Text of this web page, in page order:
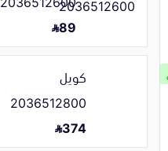
89
كويل
2036512800
374